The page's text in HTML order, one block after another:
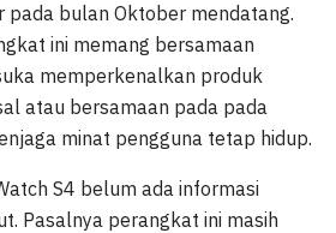
pada bulan Oktober mendatang.
ini memang bersamaan
memperkenalkan produk
atau bersamaan pada pada
minat pengguna tetap hidup.
S4 belum ada informasi
Pasalnya perangkat ini masih